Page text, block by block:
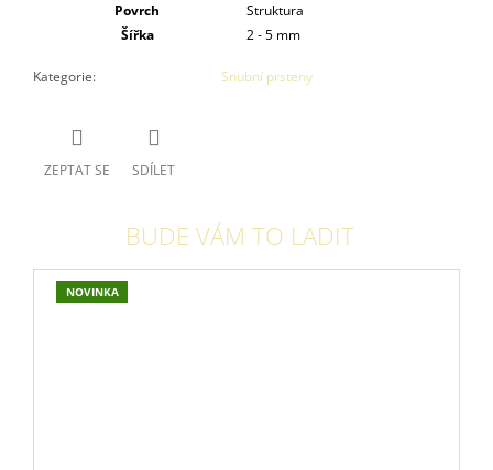
Povrch
Struktura
Šířka
2 - 5 mm
Kategorie: Snubní prsteny
ZEPTAT SE SDÍLET
NOVINKA
BUDE VÁM TO LADIT